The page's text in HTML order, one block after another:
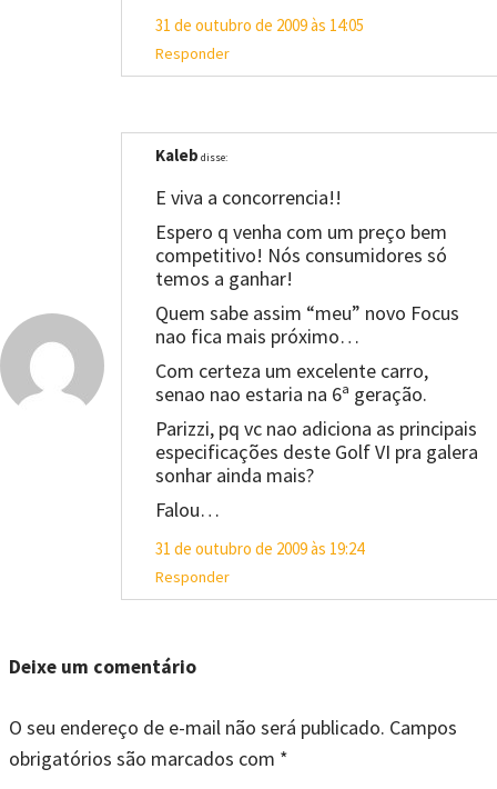
31 de outubro de 2009 às 14:05
Responder
Kaleb disse:
E viva a concorrencia!!
Espero q venha com um preço bem
competitivo! Nós consumidores só
temos a ganhar!
Quem sabe assim “meu” novo Focus
nao fica mais próximo…
Com certeza um excelente carro,
senao nao estaria na 6ª geração.
Parizzi, pq vc nao adiciona as principais
especificações deste Golf VI pra galera
sonhar ainda mais?
Falou…
31 de outubro de 2009 às 19:24
Responder
Deixe um comentário
O seu endereço de e-mail não será publicado. Campos
obrigatórios são marcados com *